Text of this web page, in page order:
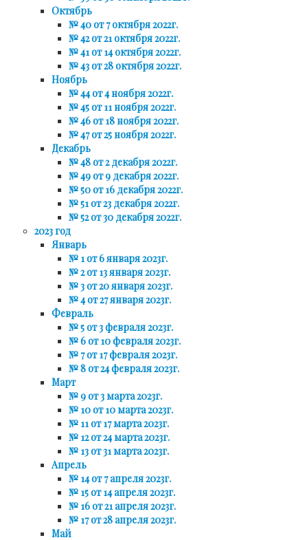
Октябрь
№ 40 от 7 октября 2022г.
№ 42 от 21 октября 2022г.
№ 41 от 14 октября 2022г.
№ 43 от 28 октября 2022г.
Ноябрь
№ 44 от 4 ноября 2022г.
№ 45 от 11 ноября 2022г.
№ 46 от 18 ноября 2022г.
№ 47 от 25 ноября 2022г.
Декабрь
№ 48 от 2 декабря 2022г.
№ 49 от 9 декабря 2022г.
№ 50 от 16 декабря 2022г.
№ 51 от 23 декабря 2022г.
№ 52 от 30 декабря 2022г.
2023 год
Январь
№ 1 от 6 января 2023г.
№ 2 от 13 января 2023г.
№ 3 от 20 января 2023г.
№ 4 от 27 января 2023г.
Февраль
№ 5 от 3 февраля 2023г.
№ 6 от 10 февраля 2023г.
№ 7 от 17 февраля 2023г.
№ 8 от 24 февраля 2023г.
Март
№ 9 от 3 марта 2023г.
№ 10 от 10 марта 2023г.
№ 11 от 17 марта 2023г.
№ 12 от 24 марта 2023г.
№ 13 от 31 марта 2023г.
Апрель
№ 14 от 7 апреля 2023г.
№ 15 от 14 апреля 2023г.
№ 16 от 21 апреля 2023г.
№ 17 от 28 апреля 2023г.
Май